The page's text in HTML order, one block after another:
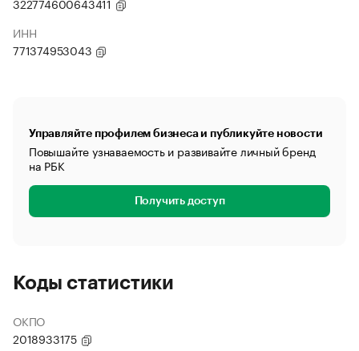
ИНН
771374953043
Управляйте профилем бизнеса и публикуйте новости
Повышайте узнаваемость и развивайте личный бренд
на РБК
Получить доступ
Коды статистики
ОКПО
2018933175